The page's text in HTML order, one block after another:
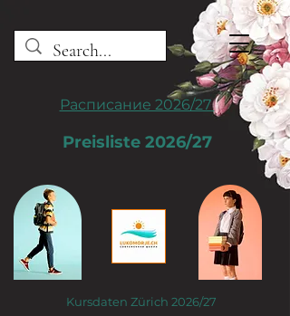
Расписание 2026/27
Preisliste 2026/27
Kursdaten Zürich 2026/27